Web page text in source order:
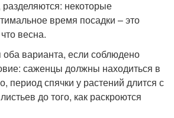
некоторые
время посадки – это
весна.
варианта, если соблюдено
саженцы должны находиться в
период спячки у растений длится с
до того, как раскроются